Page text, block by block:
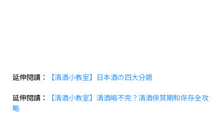
延伸閱讀： 【清酒小教室】日本酒の四大分類
延伸閱讀：
【清酒小教室】清酒喝不完？清酒保質期和保存全攻
略